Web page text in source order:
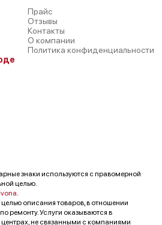
Прайс
Отзывы
Контакты
О компании
Политика конфиденциальности
знаки используются с правомерной
целью.
описания товаров, в отношении
ремонту. Услуги оказываются в
не связанными с компаниями